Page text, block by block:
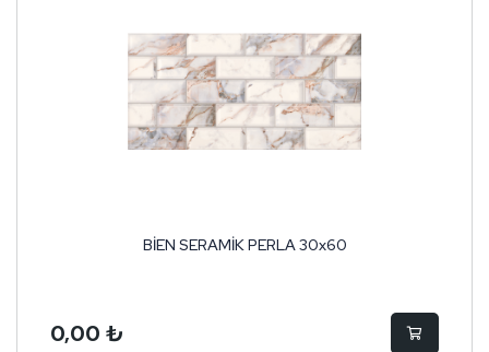
BİEN SERAMİK PERLA 30x60
0,00 ₺